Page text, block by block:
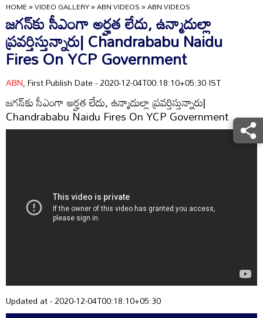
HOME»VIDEO GALLERY»ABN VIDEOS»ABN VIDEOS
జగన్‌కు సీఎంగా అర్హత లేదు, ఉన్మాదుల్లా
ప్రవర్తిస్తున్నారు| Chandrababu Naidu
Fires On YCP Government
ABN, First Publish Date - 2020-12-04T00:18:10+05:30 IST
జగన్‌కు సీఎంగా అర్హత లేదు, ఉన్మాదుల్లా ప్రవర్తిస్తున్నారు|
Chandrababu Naidu Fires On YCP Government
Updated at - 2020-12-04T00:18:10+05:30